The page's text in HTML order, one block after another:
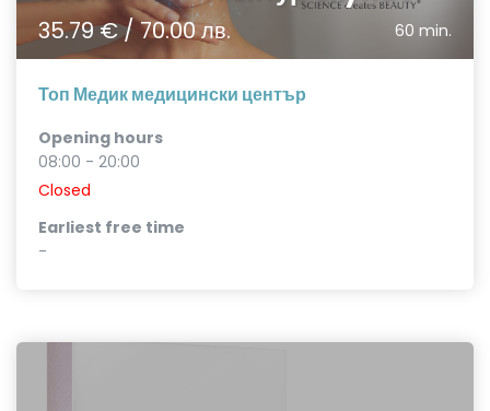
35.79 € / 70.00 лв. 60 min.
Топ Медик медицински център
Opening hours
08:00 - 20:00
Closed
Earliest free time
-